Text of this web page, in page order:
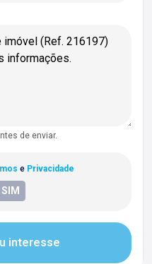
de enviar.
e Privacidade
interesse